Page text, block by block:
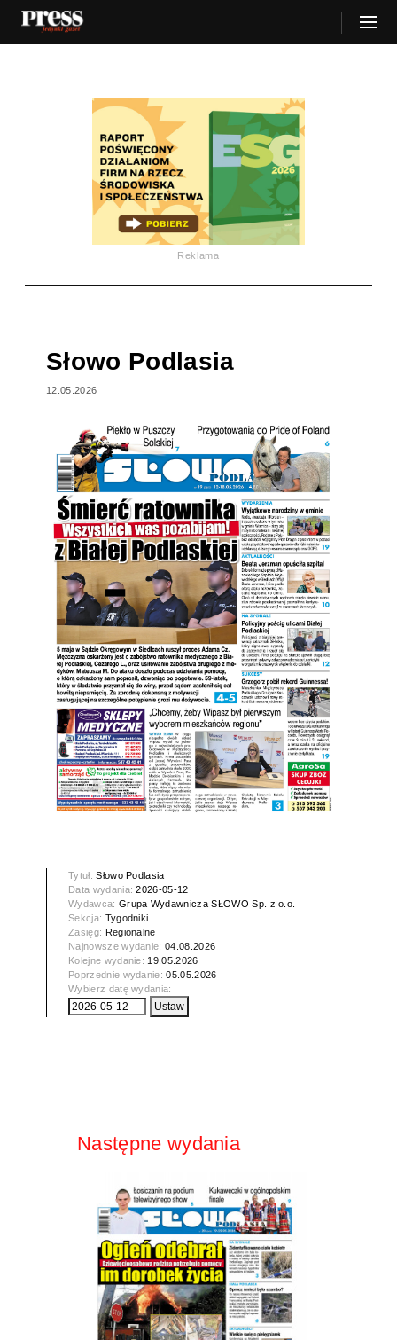
Reklama
Słowo Podlasia
12.05.2026
Tytuł:Słowo Podlasia
Data wydania:2026-05-12
Wydawca: Grupa Wydawnicza SŁOWO Sp. z o.o.
Sekcja: Tygodniki
Zasięg: Regionalne
Najnowsze wydanie:04.08.2026
Kolejne wydanie: 19.05.2026
Poprzednie wydanie:05.05.2026
Wybierz datę wydania:
Następne wydania